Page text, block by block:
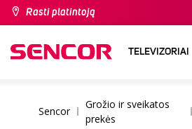
Rasti platintoją
TELEVIZORIAI
Sencor
Grožio ir sveikatos
prekės